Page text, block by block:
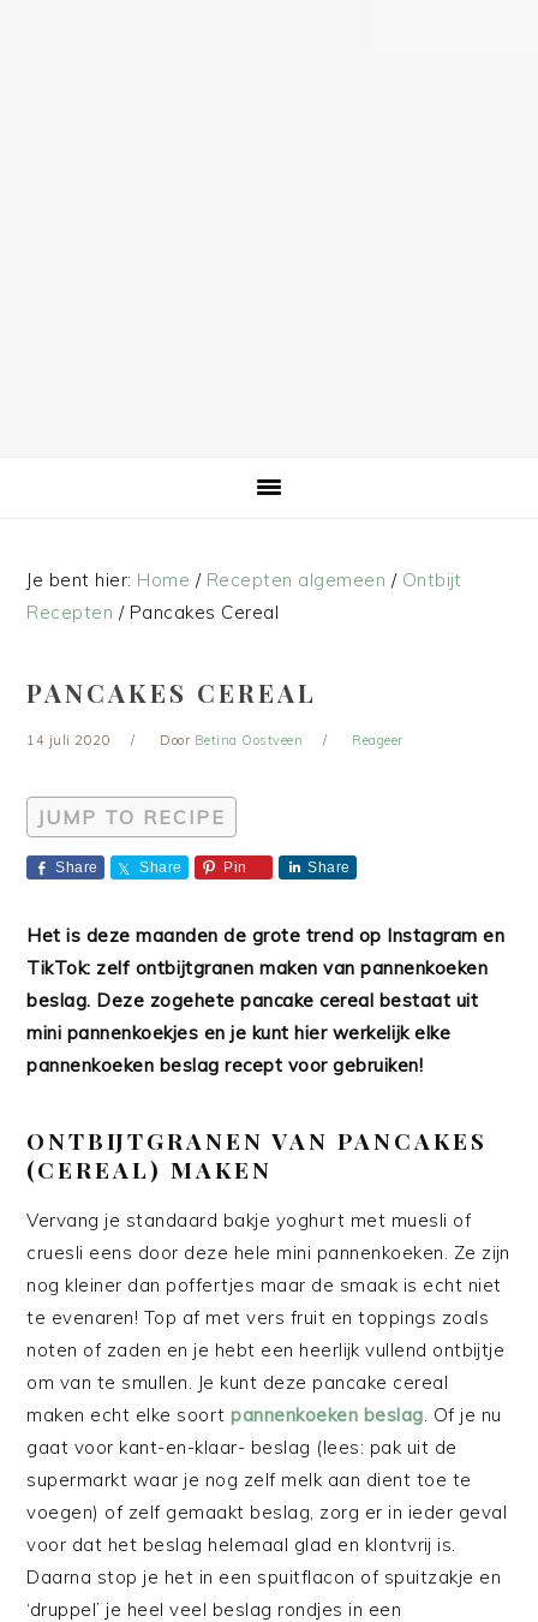
Je bent hier: Home / Recepten algemeen / Ontbijt
Recepten /Pancakes Cereal
PANCAKES CEREAL
14 juli 2020 Door Betina Oostveen Reageer
JUMP TO RECIPE
Share Share Pin Share
Het is deze maanden de grote trend op Instagram en
TikTok: zelf ontbijtgranen maken van pannenkoeken
beslag. Deze zogehete pancake cereal bestaat uit
mini pannenkoekjes en je kunt hier werkelijk elke
pannenkoeken beslag recept voor gebruiken!
ONTBIJTGRANEN VAN PANCAKES
(CEREAL) MAKEN
Vervang je standaard bakje yoghurt met muesli of
cruesli eens door deze hele mini pannenkoeken. Ze zijn
nog kleiner dan poffertjes maar de smaak is echt niet
te evenaren! Top af met vers fruit en toppings zoals
noten of zaden en je hebt een heerlijk vullend ontbijtje
om van te smullen. Je kunt deze pancake cereal
maken echt elke soortpannenkoeken beslag. Of je nu
gaat voor kant-en-klaar- beslag (lees: pak uit de
supermarkt waar je nog zelf melk aan dient toe te
voegen) of zelf gemaakt beslag, zorg er in ieder geval
voor dat het beslag helemaal glad en klontvrij is.
Daarna stop je het in een spuitflacon of spuitzakje en
‘druppel’ je heel veel beslag rondjes in een